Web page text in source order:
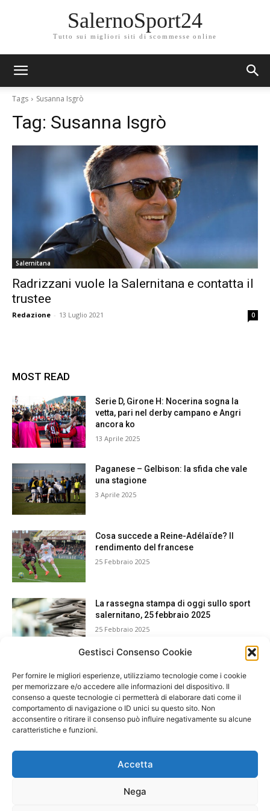
Gestisci Consenso Cookie
Per fornire le migliori esperienze, utilizziamo tecnologie come i cookie
per memorizzare e/o accedere alle informazioni del dispositivo. Il
consenso a queste tecnologie ci permetterà di elaborare dati come il
comportamento di navigazione o ID unici su questo sito. Non
acconsentire o ritirare il consenso può influire negativamente su alcune
caratteristiche e funzioni.
Accetta
Nega
SalernoSport24
Tutto sui migliori siti di scommesse online
Tags Susanna Isgrò
Tag: Susanna Isgrò
Salernitana
Radrizzani vuole la Salernitana e contatta il
trustee
Redazione - 13 Luglio 2021 0
MOST READ
Serie D, Girone H: Nocerina sogna la
vetta, pari nel derby campano e Angri
ancora ko
13 Aprile 2025
Paganese – Gelbison: la sfida che vale
una stagione
3 Aprile 2025
Cosa succede a Reine-Adélaïde? Il
rendimento del francese
25 Febbraio 2025
La rassegna stampa di oggi sullo sport
salernitano, 25 febbraio 2025
25 Febbraio 2025